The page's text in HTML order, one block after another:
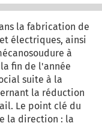
segments
») qui reposent
différents ;
de soutien
aux troupes
la fabrication de
électriques, ainsi
à
fin de l'année
suite à la
la réduction
Le point clé du
la direction : la